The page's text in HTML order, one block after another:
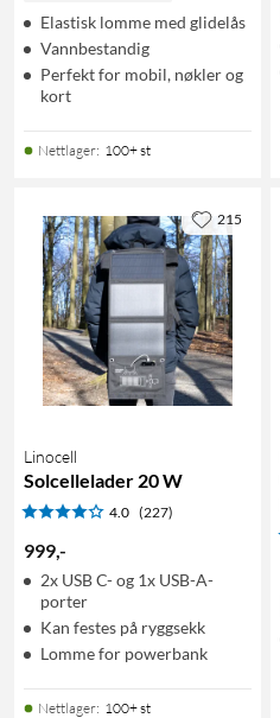
Elastisk lomme med glidelås
Vannbestandig
Perfekt for mobil, nøkler og
kort
Nettlager: 100+ st
Linocell
Solcellelader 20 W
4.0 (227)
999,-
2x USB C- og 1x USB-A-
porter
Kan festes på ryggsekk
Lomme for powerbank
Nettlager: 100+ st
215